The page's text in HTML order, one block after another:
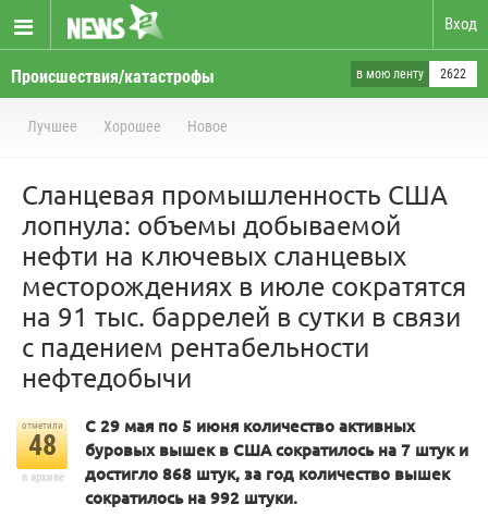
Вход
Происшествия/катастрофы в мою ленту 2622
Лучшее Хорошее Новое
Сланцевая промышленность США
лопнула: объемы добываемой
нефти на ключевых сланцевых
месторождениях в июле сократятся
на 91 тыс. баррелей в сутки в связи
с падением рентабельности
нефтедобычи
отметили
48
в архиве
С 29 мая по 5 июня количество активных
буровых вышек в США сократилось на 7 штук и
достигло 868 штук, за год количество вышек
сократилось на 992 штуки.